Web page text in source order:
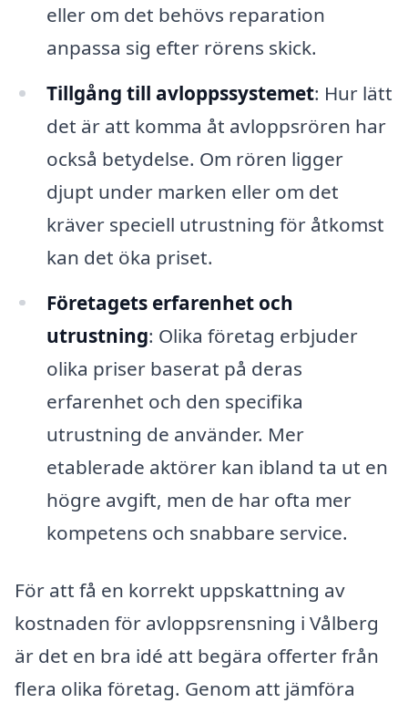
eller om det behövs reparation
anpassa sig efter rörens skick.
Tillgång till avloppssystemet: Hur lätt
det är att komma åt avloppsrören har
också betydelse. Om rören ligger
djupt under marken eller om det
kräver speciell utrustning för åtkomst
kan det öka priset.
Företagets erfarenhet och
utrustning: Olika företag erbjuder
olika priser baserat på deras
erfarenhet och den specifika
utrustning de använder. Mer
etablerade aktörer kan ibland ta ut en
högre avgift, men de har ofta mer
kompetens och snabbare service.
För att få en korrekt uppskattning av
kostnaden för avloppsrensning i Vålberg
är det en bra idé att begära offerter från
flera olika företag. Genom att jämföra